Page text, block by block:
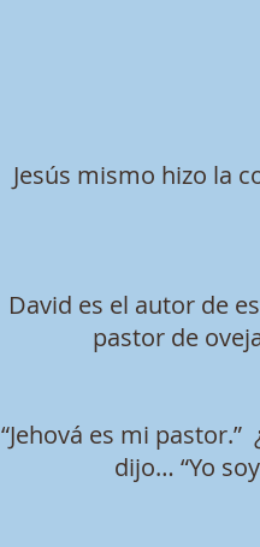
Jesús mismo hizo la
David es el autor de
pastor de
“Jehová es mi
dijo… “Yo